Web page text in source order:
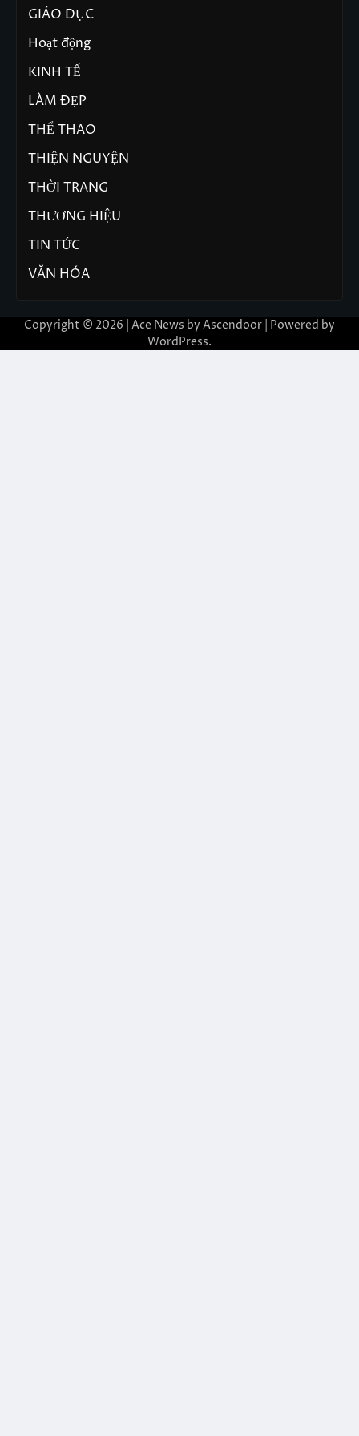
GIÁO DỤC
Hoạt động
KINH TẾ
LÀM ĐẸP
THỂ THAO
THIỆN NGUYỆN
THỜI TRANG
THƯƠNG HIỆU
TIN TỨC
VĂN HÓA
Copyright © 2026 | Ace News by Ascendoor | Powered by
WordPress.